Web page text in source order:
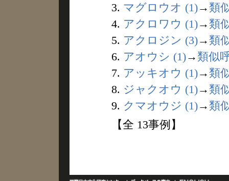
3. マグロウオ (1)→ 類
4. アクロワウ (1)→ 類
5. アクロジン (3)→ 類
6. アオウシ (1)→ 類似
7. アッキオウ (1)→ 類
8. ジャクオウ (1)→ 類
9. クマオウジ (1)→ 類
【全 13事例】